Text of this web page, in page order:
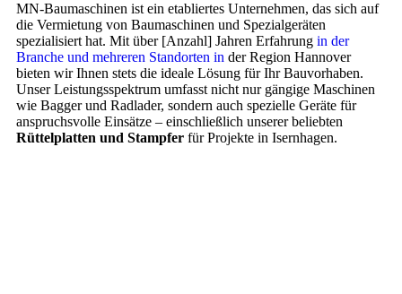
MN-Baumaschinen ist ein etabliertes Unternehmen, das sich auf
die Vermietung von Baumaschinen und Spezialgeräten
spezialisiert hat. Mit über [Anzahl] Jahren Erfahrung in der
Branche und mehreren Standorten in der Region Hannover
bieten wir Ihnen stets die ideale Lösung für Ihr Bauvorhaben.
Unser Leistungsspektrum umfasst nicht nur gängige Maschinen
wie Bagger und Radlader, sondern auch spezielle Geräte für
anspruchsvolle Einsätze – einschließlich unserer beliebten
Rüttelplatten und Stampfer für Projekte in Isernhagen.